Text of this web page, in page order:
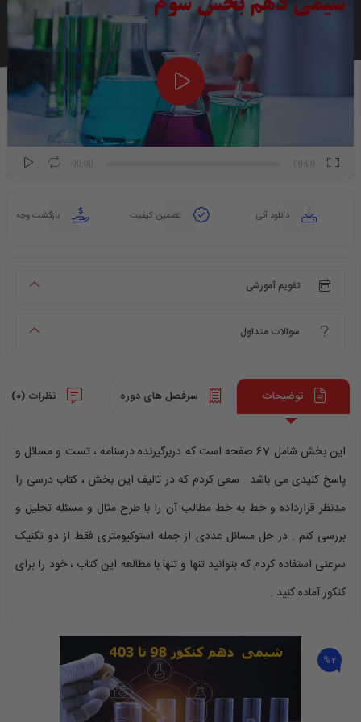
ویدیو
00:00 00:00
دانلود آنی تضمین کیفیت بازگشت وجه
تقویم آموزشی
سوالات متداول
توضیحات سرفصل های دوره نظرات (0)
این بخش شامل 67 صفحه است که دربرگیرنده درسنامه ، تست و مسائل و
پاسخ کلیدی می باشد . سعی کردم که در تالیف این بخش ، کتاب درسی را
مدنظر قرارداده و خط به خط مطالب آن را با طرح مثال و مسئله تحلیل و
بررسی کنم . در حل مسائل عددی از جمله استوکیومتری فقط از دو تکنیک
سرعتی استفاده کردم که بتوانید تنها و تنها با مطالعه این کتاب ، خود را برای
کنکور آماده کنید .
%2